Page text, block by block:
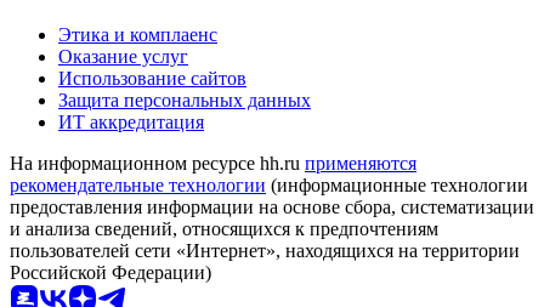
Этика и комплаенс
Оказание услуг
Использование сайтов
Защита персональных данных
ИТ аккредитация
На информационном ресурсе hh.ru применяются
рекомендательные технологии (информационные технологии
предоставления информации на основе сбора, систематизации
и анализа сведений, относящихся к предпочтениям
пользователей сети «Интернет», находящихся на территории
Российской Федерации)